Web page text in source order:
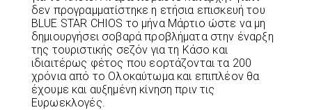
δεν προγραμματίστηκε η ετήσια επισκευή του
BLUE STAR CHIOS το μήνα Μάρτιο ώστε να μη
δημιουργήσει σοβαρά προβλήματα στην έναρξη
της τουριστικής σεζόν για τη Κάσο και
ιδιαιτέρως φέτος που εορτάζονται τα 200
χρόνια από το Ολοκαύτωμα και επιπλέον θα
έχουμε και αυξημένη κίνηση πριν τις
Ευρωεκλογές.